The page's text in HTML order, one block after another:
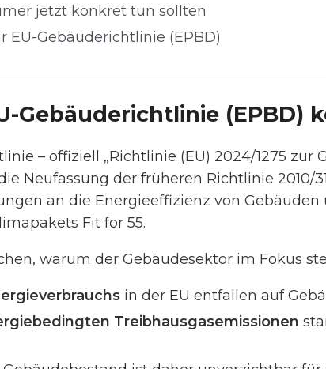
jetzt konkret tun sollten
EU-Gebäuderichtlinie (EPBD)
Gebäuderichtlinie (EPBD)
– offiziell „Richtlinie (EU) 2024/1275 zur
Neufassung der früheren Richtlinie 2010/
an die Energieeffizienz von Gebäuden
Fit for 55.
warum der Gebäudesektor im Fokus
in der EU entfallen auf
Treibhausgasemissionen